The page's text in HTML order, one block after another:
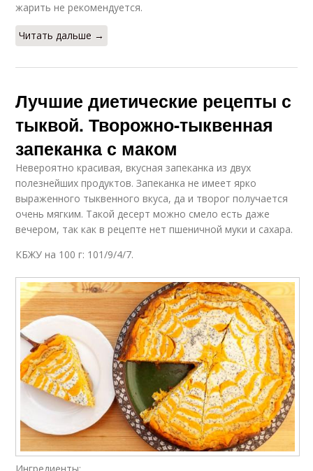
жарить не рекомендуется.
Читать дальше →
Лучшие диетические рецепты с
тыквой. Творожно-тыквенная
запеканка с маком
Невероятно красивая, вкусная запеканка из двух
полезнейших продуктов. Запеканка не имеет ярко
выраженного тыквенного вкуса, да и творог получается
очень мягким. Такой десерт можно смело есть даже
вечером, так как в рецепте нет пшеничной муки и сахара.
КБЖУ на 100 г: 101/9/4/7.
Ингредиенты: